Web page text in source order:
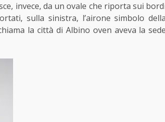
invece, da un ovale che riporta sui
sulla sinistra, l’airone simbolo
la città di Albino oven aveva la